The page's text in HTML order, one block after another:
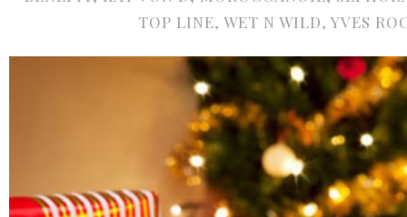
TOP LINE, WET N WILD, YVES